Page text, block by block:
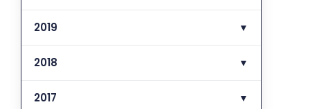
2019 ▼
2018 ▼
2017 ▼